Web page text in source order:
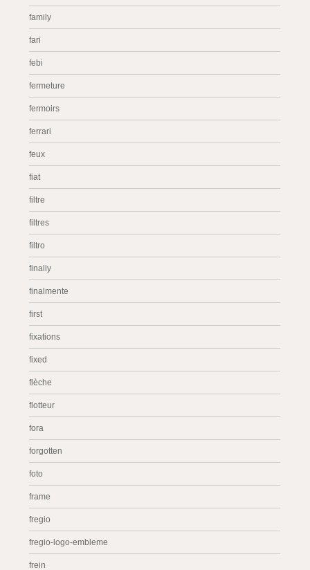
family
fari
febi
fermeture
fermoirs
ferrari
feux
fiat
filtre
filtres
filtro
finally
finalmente
first
fixations
fixed
flèche
flotteur
fora
forgotten
foto
frame
fregio
fregio-logo-embleme
frein